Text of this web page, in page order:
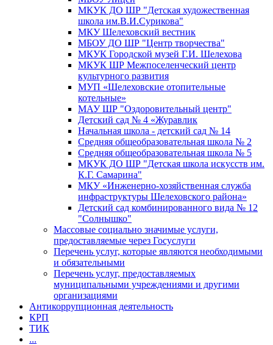
МКУК ДО ШР "Детская художественная
школа им.В.И.Сурикова"
МКУ Шелеховский вестник
МБОУ ДО ШР "Центр творчества"
МКУК Городской музей Г.И. Шелехова
МКУК ШР Межпоселенческий центр
культурного развития
МУП «Шелеховские отопительные
котельные»
МАУ ШР "Оздоровительный центр"
Детский сад № 4 «Журавлик
Начальная школа - детский сад № 14
Средняя общеобразовательная школа № 2
Средняя общеобразовательная школа № 5
МКУК ДО ШР "Детская школа искусств им.
К.Г. Самарина"
МКУ «Инженерно-хозяйственная служба
инфраструктуры Шелеховского района»
Детский сад комбинированного вида № 12
"Солнышко"
Массовые социально значимые услуги,
предоставляемые через Госуслуги
Перечень услуг, которые являются необходимыми
и обязательными
Перечень услуг, предоставляемых
муниципальными учреждениями и другими
организациями
Антикоррупционная деятельность
КРП
ТИК
...